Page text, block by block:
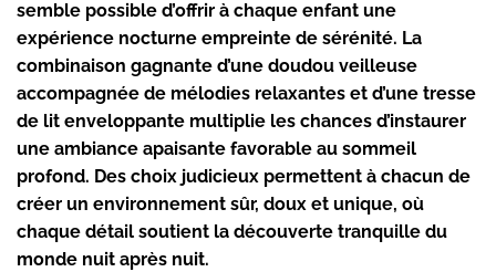
semble possible d’offrir à chaque enfant une
expérience nocturne empreinte de sérénité. La
combinaison gagnante d’une doudou veilleuse
accompagnée de mélodies relaxantes et d’une tresse
de lit enveloppante multiplie les chances d’instaurer
une ambiance apaisante favorable au sommeil
profond. Des choix judicieux permettent à chacun de
créer un environnement sûr, doux et unique, où
chaque détail soutient la découverte tranquille du
monde nuit après nuit.